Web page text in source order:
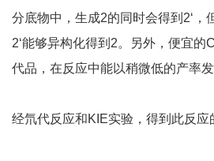
分底物中，生成2的同时会得到2‘，
2‘能够异构化得到2。另外，便宜的
代品，在反应中能以稍微低的产率发
经氘代反应和KIE实验，得到此反应